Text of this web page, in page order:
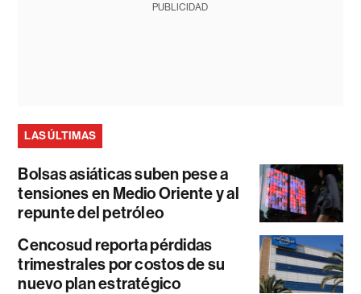
PUBLICIDAD
LAS ÚLTIMAS
Bolsas asiáticas suben pese a
tensiones en Medio Oriente y al
repunte del petróleo
Cencosud reporta pérdidas
trimestrales por costos de su
nuevo plan estratégico